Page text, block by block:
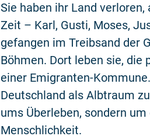
Sie haben ihr Land
Zeit – Karl, Gusti, Moses,
gefangen im Treibsand der
Böhmen. Dort leben sie, die
einer Emigranten-
Deutschland als Albtraum
ums Überleben, sondern
Menschlichkeit.